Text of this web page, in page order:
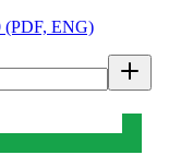
(PDF, ENG)